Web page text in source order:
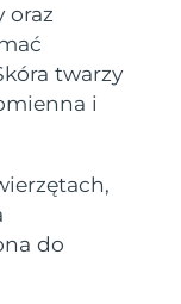
oraz
twarzy
i
do